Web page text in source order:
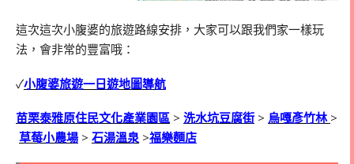
這次這次小腹婆的旅遊路線安排，大家可以跟我們家一樣玩
法，會非常的豐富哦：
✓小腹婆旅遊一日遊地圖導航
苗栗泰雅原住民文化產業園區 > 洗水坑豆腐街 > 烏嘎彥竹林 >
草莓小農場 > 石湯溫泉 >福樂麵店